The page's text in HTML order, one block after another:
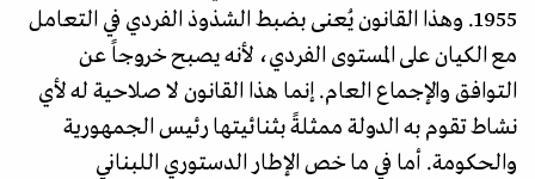
1955. وهذا القانون يُعنى بضبط الشذوذ الفردي في التعامل
مع الكيان على المستوى الفردي، لأنه يصبح خروجاً عن
التوافق والإجماع العام. إنما هذا القانون لا صلاحية له لأي
نشاط تقوم به الدولة ممثلةً بثنائيتها رئيس الجمهورية
والحكومة. أما في ما خص الإطار الدستوري اللبناني